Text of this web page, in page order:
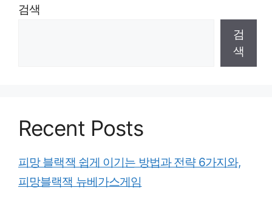
검색
검
색
Recent Posts
피망 블랙잭 쉽게 이기는 방법과 전략 6가지와,
피망블랙잭 뉴베가스게임